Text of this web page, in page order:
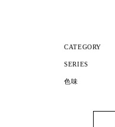
CATEGORY
SERIES
色味